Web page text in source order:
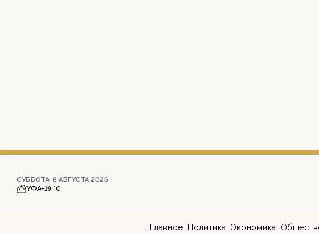
СУББОТА, 8 АВГУСТА 2026
УФА+19 °С
Главное Политика Экономика